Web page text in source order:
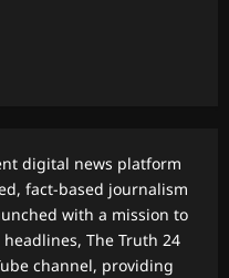
digital news platform
fact-based journalism
with a mission to
The Truth 24
channel, providing